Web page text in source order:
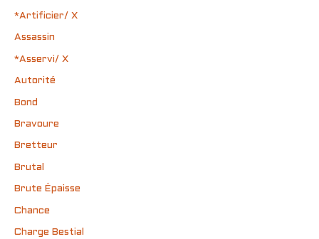
*Artificier/ X
Assassin
*Asservi/ X
Autorité
Bond
Bravoure
Bretteur
Brutal
Brute Épaisse
Chance
Charge Bestial